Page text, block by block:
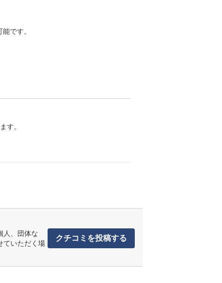
です。
す。
人、団体な
ていただく場
クチコミを投稿する